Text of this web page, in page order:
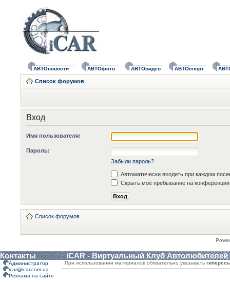
АВТОновости АВТОфото АВТОвидео АВТОспорт
Список форумов
Вход
Имя пользователя:
Пароль:
Забыли пароль?
Автоматически входить при каждом
Скрыть моё пребывание на конференции
Список форумов
Контакты iCAR - Виртуальный Клуб Автолюбителей
Администратор
icar@icar.com.ua
Реклама на сайте
При использовании материалов обязательно указывать